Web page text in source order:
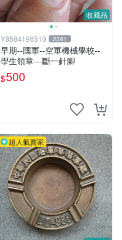
收藏品
Y8584196510 2381
早期--國軍--空軍機械學校--
學生領章---斷一針腳
$500
超人氣賣家